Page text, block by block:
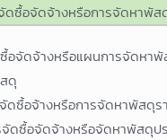
ดซื้อจัดจ้างหรือการจัดหาพัส
อจัดจ้างหรือแผนการจัดหา
ดุ
ดซื้อจ้างหรือการจัดหาพัสดุร
จัดซื้อจัดจ้างหรือจัดหาพัสดุป